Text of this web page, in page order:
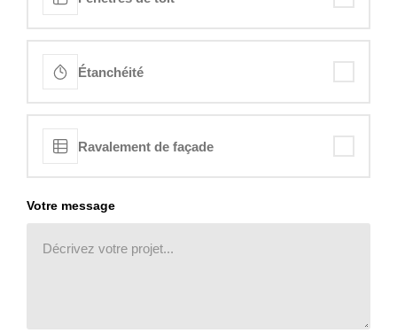
Étanchéité
Ravalement de façade
Votre message